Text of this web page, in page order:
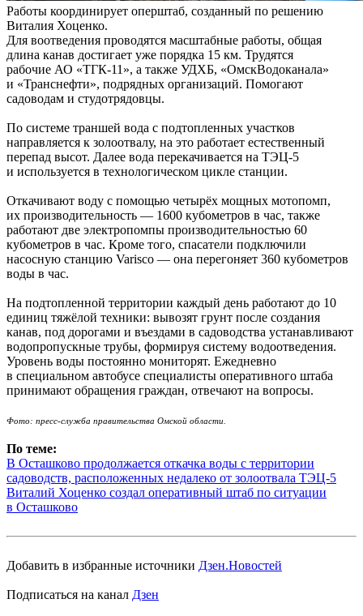
Работы координирует оперштаб, созданный по решению
Виталия Хоценко.
Для воотведения проводятся масштабные работы, общая
длина канав достигает уже порядка 15 км. Трудятся
рабочие АО «ТГК-11», а также УДХБ, «ОмскВодоканала»
и «Транснефти», подрядных организаций. Помогают
садоводам и студотрядовцы.
По системе траншей вода с подтопленных участков
направляется к золоотвалу, на это работает естественный
перепад высот. Далее вода перекачивается на ТЭЦ-5
и используется в технологическом цикле станции.
Откачивают воду с помощью четырёх мощных мотопомп,
их производительность — 1600 кубометров в час, также
работают две электропомпы производительностью 60
кубометров в час. Кроме того, спасатели подключили
насосную станцию Varisco — она перегоняет 360 кубометров
воды в час.
На подтопленной территории каждый день работают до 10
единиц тяжёлой техники: вывозят грунт после создания
канав, под дорогами и въездами в садоводства устанавливают
водопропускные трубы, формируя систему водоотведения.
Уровень воды постоянно мониторят. Ежедневно
в специальном автобусе специалисты оперативного штаба
принимают обращения граждан, отвечают на вопросы.
Фото: пресс-служба правительства Омской области.
По теме:
В Осташково продолжается откачка воды с территории
садоводств, расположенных недалеко от золоотвала ТЭЦ-5
Виталий Хоценко создал оперативный штаб по ситуации
в Осташково
Добавить в избранные источники Дзен.Новостей
Подписаться на канал Дзен